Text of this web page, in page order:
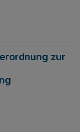
zur